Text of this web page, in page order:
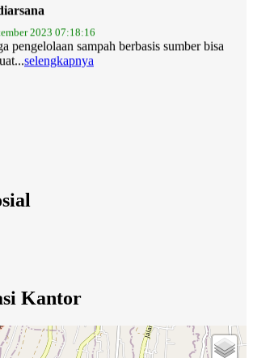
2023 07:18:16
pengelolaan sampah berbasis sumber bisa
selengkapnya
Kantor